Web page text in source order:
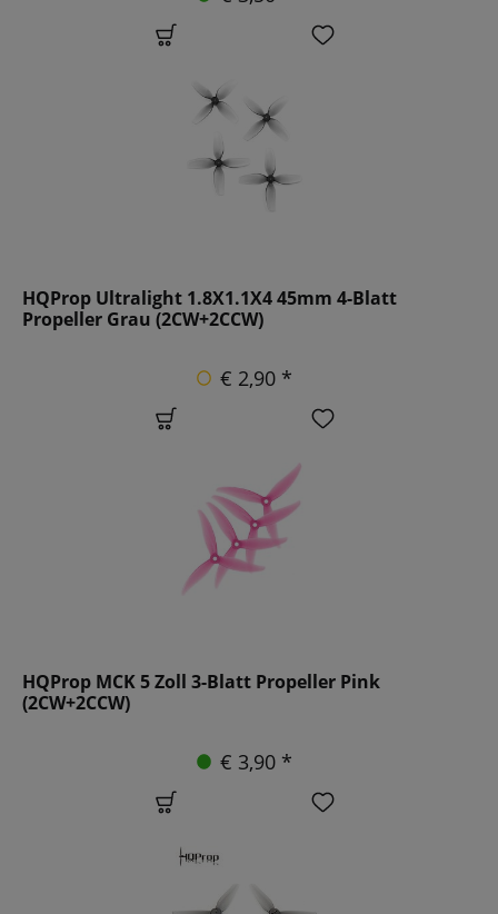
HQProp Ultralight 1.8X1.1X4 45mm 4-Blatt
Propeller Grau (2CW+2CCW)
€ 2,90 *
HQProp MCK 5 Zoll 3-Blatt Propeller Pink
(2CW+2CCW)
€ 3,90 *